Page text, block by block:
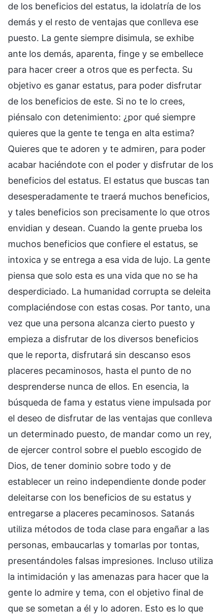
de los beneficios del estatus, la idolatría de los
demás y el resto de ventajas que conlleva ese
puesto. La gente siempre disimula, se exhibe
ante los demás, aparenta, finge y se embellece
para hacer creer a otros que es perfecta. Su
objetivo es ganar estatus, para poder disfrutar
de los beneficios de este. Si no te lo crees,
piénsalo con detenimiento: ¿por qué siempre
quieres que la gente te tenga en alta estima?
Quieres que te adoren y te admiren, para poder
acabar haciéndote con el poder y disfrutar de los
beneficios del estatus. El estatus que buscas tan
desesperadamente te traerá muchos beneficios,
y tales beneficios son precisamente lo que otros
envidian y desean. Cuando la gente prueba los
muchos beneficios que confiere el estatus, se
intoxica y se entrega a esa vida de lujo. La gente
piensa que solo esta es una vida que no se ha
desperdiciado. La humanidad corrupta se deleita
complaciéndose con estas cosas. Por tanto, una
vez que una persona alcanza cierto puesto y
empieza a disfrutar de los diversos beneficios
que le reporta, disfrutará sin descanso esos
placeres pecaminosos, hasta el punto de no
desprenderse nunca de ellos. En esencia, la
búsqueda de fama y estatus viene impulsada por
el deseo de disfrutar de las ventajas que conlleva
un determinado puesto, de mandar como un rey,
de ejercer control sobre el pueblo escogido de
Dios, de tener dominio sobre todo y de
establecer un reino independiente donde poder
deleitarse con los beneficios de su estatus y
entregarse a placeres pecaminosos. Satanás
utiliza métodos de toda clase para engañar a las
personas, embaucarlas y tomarlas por tontas,
presentándoles falsas impresiones. Incluso utiliza
la intimidación y las amenazas para hacer que la
gente lo admire y tema, con el objetivo final de
que se sometan a él y lo adoren. Esto es lo que